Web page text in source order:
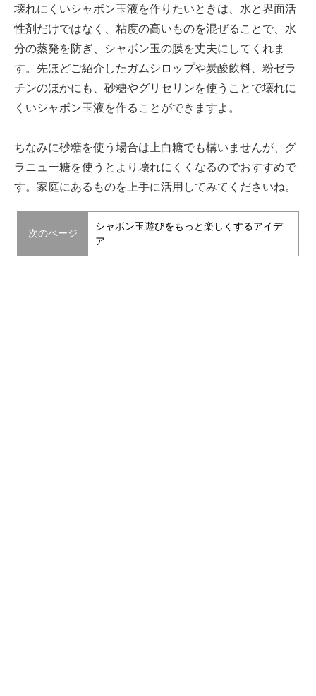
壊れにくいシャボン玉液を作りたいときは、水と界面活
性剤だけではなく、粘度の高いものを混ぜることで、水
分の蒸発を防ぎ、シャボン玉の膜を丈夫にしてくれま
す。先ほどご紹介したガムシロップや炭酸飲料、粉ゼラ
チンのほかにも、砂糖やグリセリンを使うことで壊れに
くいシャボン玉液を作ることができますよ。
ちなみに砂糖を使う場合は上白糖でも構いませんが、グ
ラニュー糖を使うとより壊れにくくなるのでおすすめで
す。家庭にあるものを上手に活用してみてくださいね。
次のページ
シャボン玉遊びをもっと楽しくするアイデ
ア